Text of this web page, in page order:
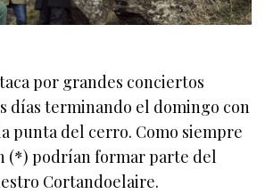
por grandes conciertos
días terminando el domingo con
punta del cerro. Como siempre
(*) podrían formar parte del
Cortandoelaire.